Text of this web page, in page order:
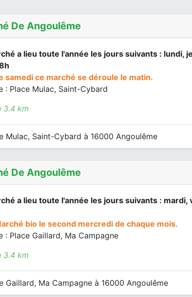
De Angoulême
a lieu toute l'année les jours suivants : lundi,
samedi ce marché se déroule le matin.
: Place Mulac, Saint-Cybard
3.4 km
Mulac, Saint-Cybard à 16000 Angoulême
De Angoulême
a lieu toute l'année les jours suivants : mardi,
bio le second mercredi de chaque mois.
: Place Gaillard, Ma Campagne
3.4 km
Gaillard, Ma Campagne à 16000 Angoulême